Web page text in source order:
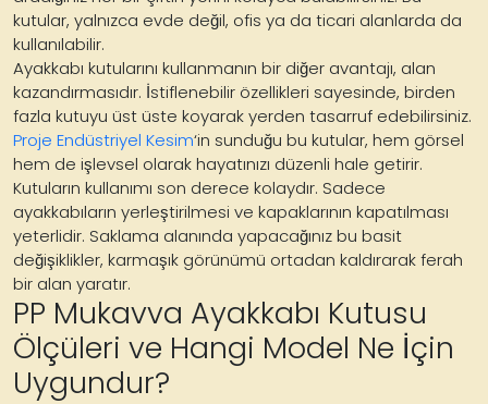
kutular, yalnızca evde değil, ofis ya da ticari alanlarda da
kullanılabilir.
Ayakkabı kutularını kullanmanın bir diğer avantajı, alan
kazandırmasıdır. İstiflenebilir özellikleri sayesinde, birden
fazla kutuyu üst üste koyarak yerden tasarruf edebilirsiniz.
Proje Endüstriyel Kesim‘in sunduğu bu kutular, hem görsel
hem de işlevsel olarak hayatınızı düzenli hale getirir.
Kutuların kullanımı son derece kolaydır. Sadece
ayakkabıların yerleştirilmesi ve kapaklarının kapatılması
yeterlidir. Saklama alanında yapacağınız bu basit
değişiklikler, karmaşık görünümü ortadan kaldırarak ferah
bir alan yaratır.
PP Mukavva Ayakkabı Kutusu
Ölçüleri ve Hangi Model Ne İçin
Uygundur?